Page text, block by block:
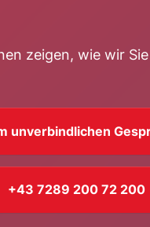
zeigen, wie wir
unverbindlichen
+43 7289 200 72 200